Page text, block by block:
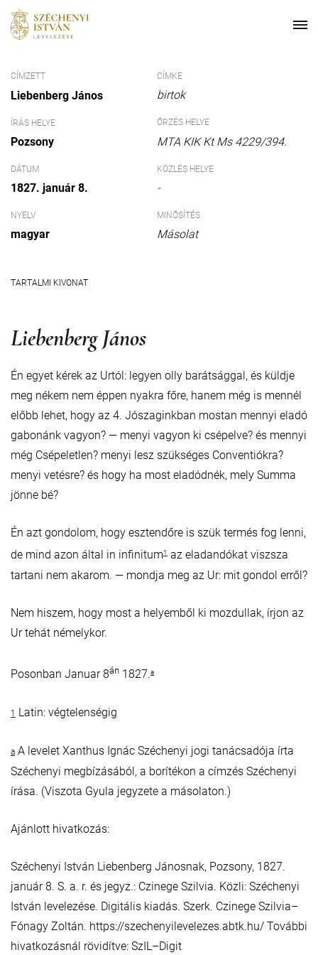
CÍMZETT
Liebenberg János
ÍRÁS HELYE
Pozsony
DÁTUM
1827. január 8.
NYELV
magyar
CÍMKE
birtok
ŐRZÉS HELYE
MTA KIK Kt Ms 4229/394.
KÖZLÉS HELYE
-
MINŐSÍTÉS
Másolat
TARTALMI KIVONAT
Liebenberg János
Én egyet kérek az Urtól: legyen olly barátsággal, és küldje
meg nékem nem éppen nyakra főre, hanem még is mennél
előbb lehet, hogy az 4. Jószaginkban mostan mennyi eladó
gabonánk vagyon? — menyi vagyon ki csépelve? és mennyi
még Csépeletlen? menyi lesz szükséges Conventiókra?
menyi vetésre? és hogy ha most eladódnék, mely Summa
jönne bé?
Én azt gondolom, hogy esztendőre is szük termés fog lenni,
de mind azon által in infinitum1 az eladandókat viszsza
tartani nem akarom. — mondja meg az Ur: mit gondol erről?
Nem hiszem, hogy most a helyemből ki mozdullak, írjon az
Ur tehát némelykor.
Posonban Januar 8án 1827.a
1 Latin: végtelenségig
a A levelet Xanthus Ignác Széchenyi jogi tanácsadója írta
Széchenyi megbízásából, a borítékon a címzés Széchenyi
írása. (Viszota Gyula jegyzete a másolaton.)
Ajánlott hivatkozás:
Széchenyi István Liebenberg Jánosnak, Pozsony, 1827.
január 8. S. a. r. és jegyz.: Czinege Szilvia. Közli: Széchenyi
István levelezése. Digitális kiadás. Szerk. Czinege Szilvia–
Fónagy Zoltán. https://szechenyilevelezes.abtk.hu/ További
hivatkozásnál rövidítve: SzIL–Digit